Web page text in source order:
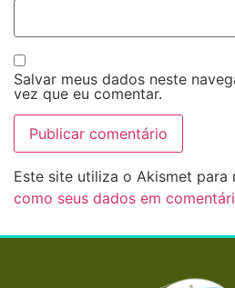
Salvar meus dados neste
vez que eu comentar.
Este site utiliza o Akismet para
como seus dados em